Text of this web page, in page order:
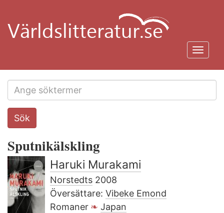
huvudinnehåll
Search
this
Sök
Sputnikälskling
Haruki Murakami
Norstedts 2008
Översättare: Vibeke Emond
Romaner
Japan